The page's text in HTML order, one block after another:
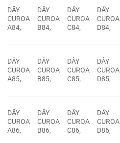
DÂY
CUROA
A84,
DÂY
CUROA
B84,
DÂY
CUROA
C84,
DÂY
CUROA
D84,
DÂY
CUROA
A85,
DÂY
CUROA
B85,
DÂY
CUROA
C85,
DÂY
CUROA
D85,
DÂY
CUROA
A86,
DÂY
CUROA
B86,
DÂY
CUROA
C86,
DÂY
CUROA
D86,